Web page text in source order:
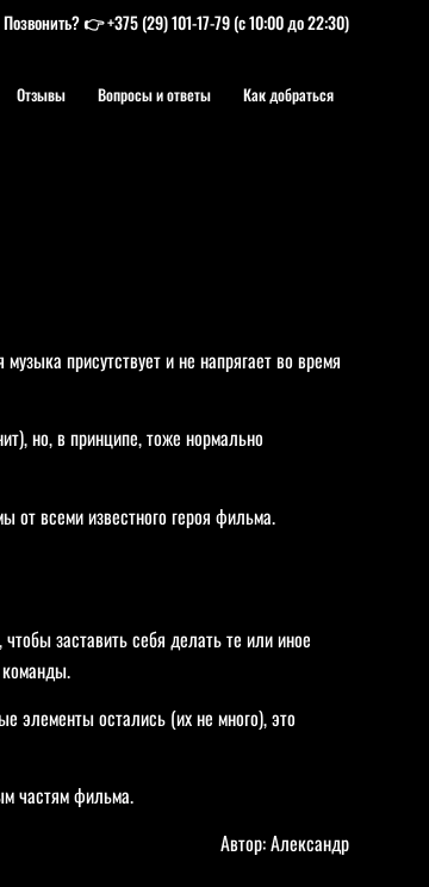
Позвонить? 👉+375 (29) 101-17-79(с 10:00 до 22:30)
Отзывы Вопросы и ответы Как добраться
присутствует и не напрягает во время
но, в принципе, тоже нормально
от всеми известного героя фильма.
заставить себя делать те или иное
команды.
элементы остались (их не много), это
частям фильма.
Автор:Александр